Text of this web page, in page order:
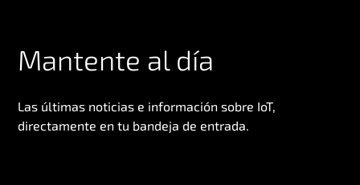
Mantente al día
Las últimas noticias e información sobre IoT,
directamente en tu bandeja de entrada.